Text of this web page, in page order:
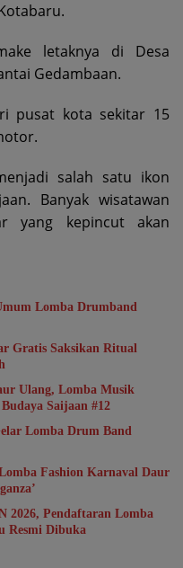
letaknya di Desa
Gedambaan.
pusat kota sekitar 15
salah satu ikon
Banyak wisatawan
yang kepincut akan
Lomba Drumband
Gratis Saksikan Ritual
Ulang, Lomba Musik
Saijaan #12
Lomba Drum Band
Fashion Karnaval Daur
2026, Pendaftaran Lomba
Resmi Dibuka